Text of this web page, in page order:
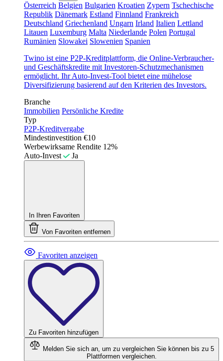
Österreich Belgien Bulgarien Kroatien Zypern Tschechische
Republik Dänemark Estland Finnland Frankreich
Deutschland Griechenland Ungarn Irland Italien Lettland
Litauen Luxemburg Malta Niederlande Polen Portugal
Rumänien Slowakei Slowenien Spanien
Twino ist eine P2P-Kreditplattform, die Online-Verbraucher-
und Geschäftskredite mit Investoren-Schutzmechanismen
ermöglicht. Ihr Auto-Invest-Tool bietet eine mühelose
Diversifizierung basierend auf den Kriterien des Investors.
Branche
Immobilien Persönliche Kredite
Typ
P2P-Kreditvergabe
Mindestinvestition €10
Werbewirksame Rendite 12%
Auto-Invest
Ja
In Ihren Favoriten
Von Favoriten entfernen
Favoriten anzeigen
Zu Favoriten hinzufügen
Melden Sie sich an, um zu vergleichen Sie können bis zu 5
Plattformen vergleichen.